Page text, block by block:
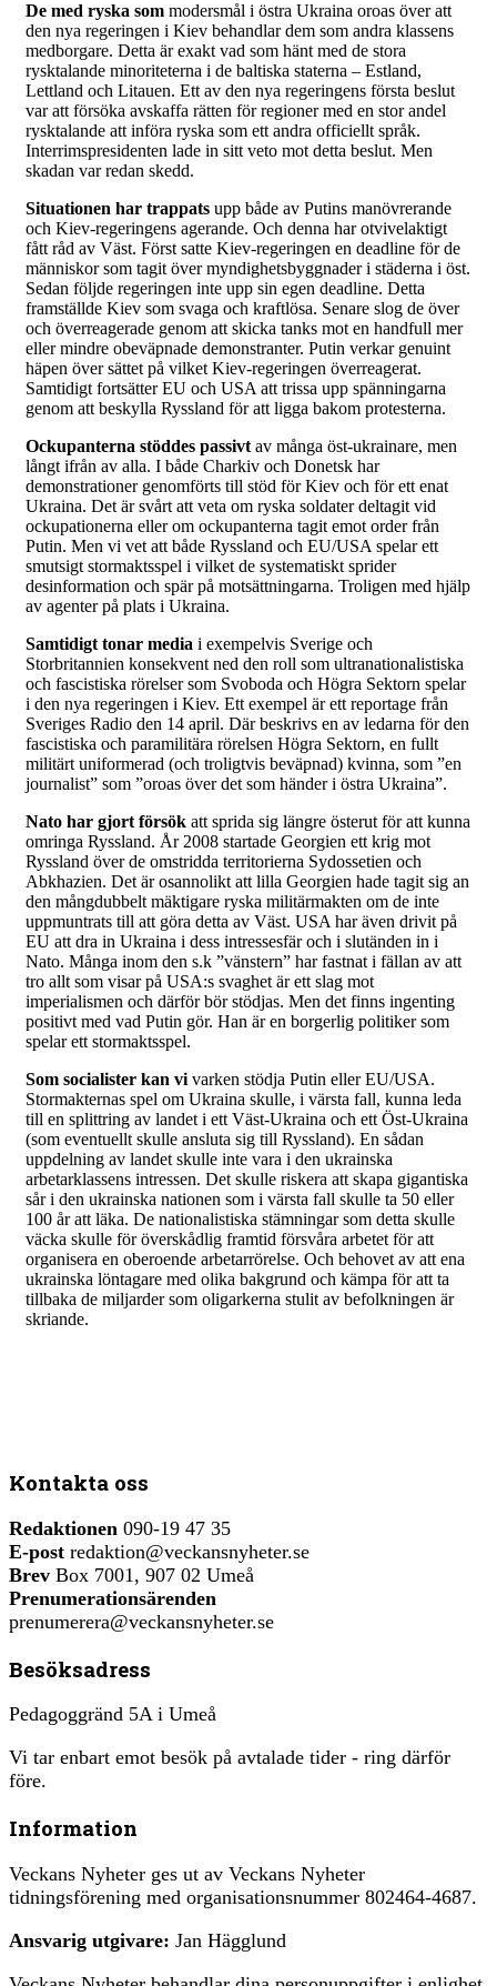
De med ryska som modersmål i östra Ukraina oroas över att
den nya regeringen i Kiev behandlar dem som andra klassens
medborgare. Detta är exakt vad som hänt med de stora
rysktalande minoriteterna i de baltiska staterna – Estland,
Lettland och Litauen. Ett av den nya regeringens första beslut
var att försöka avskaffa rätten för regioner med en stor andel
rysktalande att införa ryska som ett andra officiellt språk.
Interrimspresidenten lade in sitt veto mot detta beslut. Men
skadan var redan skedd.
Situationen har trappats upp både av Putins manövrerande
och Kiev-regeringens agerande. Och denna har otvivelaktigt
fått råd av Väst. Först satte Kiev-regeringen en deadline för de
människor som tagit över myndighetsbyggnader i städerna i öst.
Sedan följde regeringen inte upp sin egen deadline. Detta
framställde Kiev som svaga och kraftlösa. Senare slog de över
och överreagerade genom att skicka tanks mot en handfull mer
eller mindre obeväpnade demonstranter. Putin verkar genuint
häpen över sättet på vilket Kiev-regeringen överreagerat.
Samtidigt fortsätter EU och USA att trissa upp spänningarna
genom att beskylla Ryssland för att ligga bakom protesterna.
Ockupanterna stöddes passivt av många öst-ukrainare, men
långt ifrån av alla. I både Charkiv och Donetsk har
demonstrationer genomförts till stöd för Kiev och för ett enat
Ukraina. Det är svårt att veta om ryska soldater deltagit vid
ockupationerna eller om ockupanterna tagit emot order från
Putin. Men vi vet att både Ryssland och EU/USA spelar ett
smutsigt stormaktsspel i vilket de systematiskt sprider
desinformation och spär på motsättningarna. Troligen med hjälp
av agenter på plats i Ukraina.
Samtidigt tonar media i exempelvis Sverige och
Storbritannien konsekvent ned den roll som ultranationalistiska
och fascistiska rörelser som Svoboda och Högra Sektorn spelar
i den nya regeringen i Kiev. Ett exempel är ett reportage från
Sveriges Radio den 14 april. Där beskrivs en av ledarna för den
fascistiska och paramilitära rörelsen Högra Sektorn, en fullt
militärt uniformerad (och troligtvis beväpnad) kvinna, som ”en
journalist” som ”oroas över det som händer i östra Ukraina”.
Nato har gjort försök att sprida sig längre österut för att kunna
omringa Ryssland. År 2008 startade Georgien ett krig mot
Ryssland över de omstridda territorierna Sydossetien och
Abkhazien. Det är osannolikt att lilla Georgien hade tagit sig an
den mångdubbelt mäktigare ryska militärmakten om de inte
uppmuntrats till att göra detta av Väst. USA har även drivit på
EU att dra in Ukraina i dess intressesfär och i slutänden in i
Nato. Många inom den s.k ”vänstern” har fastnat i fällan av att
tro allt som visar på USA:s svaghet är ett slag mot
imperialismen och därför bör stödjas. Men det finns ingenting
positivt med vad Putin gör. Han är en borgerlig politiker som
spelar ett stormaktsspel.
Som socialister kan vi varken stödja Putin eller EU/USA.
Stormakternas spel om Ukraina skulle, i värsta fall, kunna leda
till en splittring av landet i ett Väst-Ukraina och ett Öst-Ukraina
(som eventuellt skulle ansluta sig till Ryssland). En sådan
uppdelning av landet skulle inte vara i den ukrainska
arbetarklassens intressen. Det skulle riskera att skapa gigantiska
sår i den ukrainska nationen som i värsta fall skulle ta 50 eller
100 år att läka. De nationalistiska stämningar som detta skulle
väcka skulle för överskådlig framtid försvåra arbetet för att
organisera en oberoende arbetarrörelse. Och behovet av att ena
ukrainska löntagare med olika bakgrund och kämpa för att ta
tillbaka de miljarder som oligarkerna stulit av befolkningen är
skriande.
Kontakta oss
Redaktionen 090-19 47 35
E-post redaktion@veckansnyheter.se
Brev Box 7001, 907 02 Umeå
Prenumerationsärenden
prenumerera@veckansnyheter.se
Besöksadress
Pedagoggränd 5A i Umeå
Vi tar enbart emot besök på avtalade tider - ring därför
före.
Information
Veckans Nyheter ges ut av Veckans Nyheter
tidningsförening med organisationsnummer 802464-4687.
Ansvarig utgivare: Jan Hägglund